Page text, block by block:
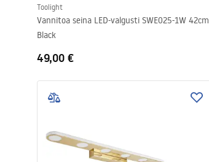
Toolight
Vannitoa seina LED-valgusti SWE025-1W 42cm
Black
49,00 €